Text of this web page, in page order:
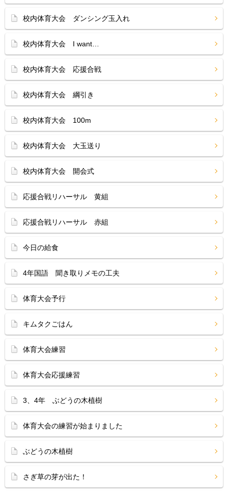
校内体育大会 ダンシング玉入れ
校内体育大会 I want…
校内体育大会 応援合戦
校内体育大会 綱引き
校内体育大会 100m
校内体育大会 大玉送り
校内体育大会 開会式
応援合戦リハーサル 黄組
応援合戦リハーサル 赤組
今日の給食
4年国語 聞き取りメモの工夫
体育大会予行
キムタクごはん
体育大会練習
体育大会応援練習
3、4年 ぶどうの木植樹
体育大会の練習が始まりました
ぶどうの木植樹
さぎ草の芽が出た！